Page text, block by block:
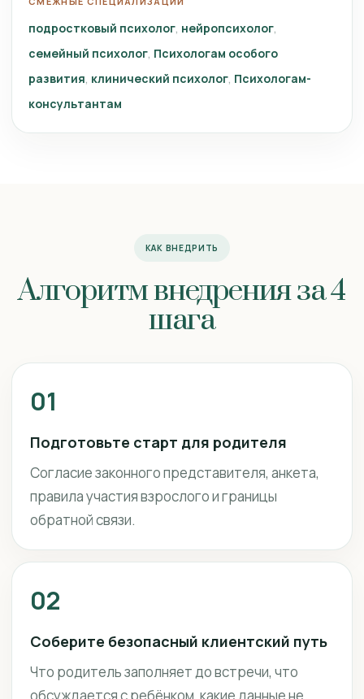
подростковый психолог нейропсихолог
семейный психолог Психологам особого
развития клинический психолог Психологам-
консультантам
КАК ВНЕДРИТЬ
Алгоритм внедрения за 4
шага
01
Подготовьте старт для родителя
Согласие законного представителя, анкета,
правила участия взрослого и границы
обратной связи.
02
Соберите безопасный клиентский путь
Что родитель заполняет до встречи, что